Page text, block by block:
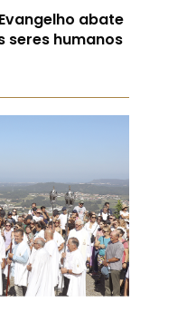
abate
seres humanos